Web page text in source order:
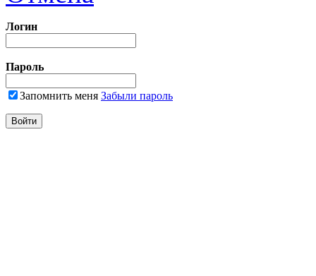
Логин
Пароль
Запомнить меня Забыли пароль